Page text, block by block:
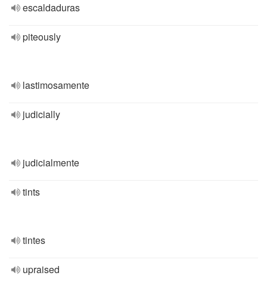
escaldaduras
piteously
lastimosamente
judicially
judicialmente
tints
tintes
upraised